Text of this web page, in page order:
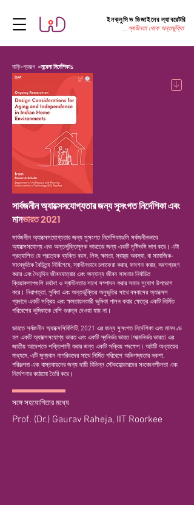
ইনক্লুসিভ ডিজাইনের ল্যাবরেটরি
...স্বাধীনতা থেকে অন্তর্ভুক্তি
বাড়ি>প্রকল্প >সুরেলা নির্দেশিকাs
সার্বজনীন অ্যাক্সেসযোগ্যতার জন্য সুসংগত নির্দেশিকা এবং
মানভারত 2021
সার্বজনীন অ্যাক্সেসযোগ্যতার জন্য সুসংগত নির্দেশিকাগুলি সর্বজনীনভাবে
অ্যাক্সেসযোগ্য এবং অন্তর্ভুক্তিমূলক ভারতের জন্য একটি দৃষ্টিভঙ্গি ভাগ করে। এটা
প্রত্যাশিত যে প্রত্যেক ব্যক্তি বয়স, লিঙ্গ, ক্ষমতা, স্বাস্থ্য অবস্থা, বা সামাজিক-
সাংস্কৃতিক বৈচিত্র্য নির্বিশেষে, স্বাধীনভাবে চলাফেরা করার, ফাংশন করার, অংশগ্রহণ
করার এবং দৈনন্দিন জীবনযাত্রার এবং অন্যান্য জীবন সাধনার নির্বাচিত
ক্রিয়াকলাপগুলি মর্যাদা ও স্বাধীনতার সাথে সম্পাদন করার সমান সুযোগ উপভোগ
করে। নিরাপত্তা, সুবিধা এবং অন্তর্ভুক্তির অনুভূতির সাথে বসবাসের অ্যাক্সেস
প্রদানে একটি সক্রিয় এবং ক্ষমতায়নকারী ভূমিকা পালন করার ক্ষেত্রে একটি নির্মিত
পরিবেশের ভূমিকাকে বেশি গুরুত্ব দেওয়া যায় না।
ভারতে সর্বজনীন অ্যাক্সেসিবিলিটি, 2021 এর জন্য সুসংগত নির্দেশিকা এবং মানদণ্ড
হল একটি অ্যাক্সেসযোগ্য ভারত এবং একটি স্বনির্ভর ভারত (আত্মনির্ভর ভারত) এর
জাতীয় আদেশকে শক্তিশালী করার জন্য একটি সক্রিয় পদক্ষেপ। আটটি অধ্যায়ের
মাধ্যমে, এটি মূল্যবান নাগরিকদের সাথে নির্মিত পরিবেশে অভিগম্যতার নকশা,
পরিকল্পনা এবং বাস্তবায়নের জন্য দায়ী বিভিন্ন স্টেকহোল্ডারদের সংবেদনশীলতা এবং
নির্দেশনার কাঠামো তৈরি করে।
সঙ্গে সহযোগিতার মধ্যে
Prof. (Dr.) Gaurav Raheja, IIT Roorkee